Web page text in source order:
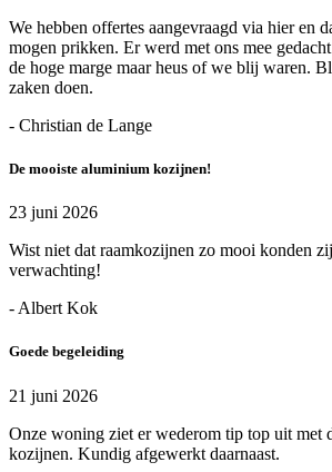
We hebben offertes aangevraagd via hier en
mogen prikken. Er werd met ons mee
de hoge marge maar heus of we blij waren.
zaken doen.
- Christian de Lange
De mooiste aluminium kozijnen!
23 juni 2026
Wist niet dat raamkozijnen zo mooi konden
verwachting!
- Albert Kok
Goede begeleiding
21 juni 2026
Onze woning ziet er wederom tip top uit met
kozijnen. Kundig afgewerkt daarnaast.